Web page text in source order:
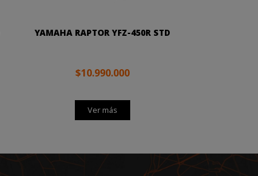
YAMAHA RAPTOR YFZ-450R STD
$10.990.000
Ver más